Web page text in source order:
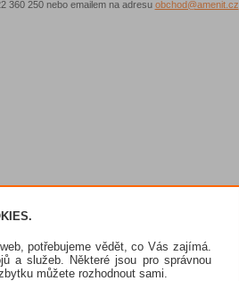
360 250 nebo emailem na adresu obchod@amenit.cz
potřebujeme vědět, co Vás zajímá.
a služeb. Některé jsou pro správnou
můžete rozhodnout sami.